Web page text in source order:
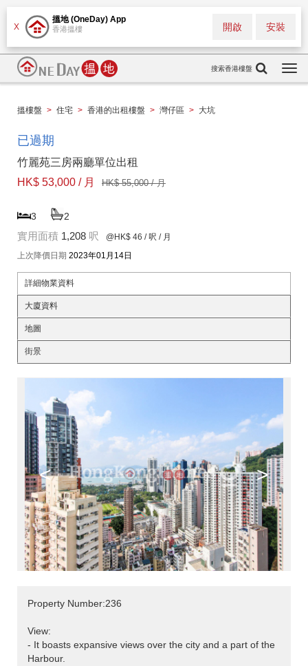
X
搵地 (OneDay) App
香港搵樓 安裝
開啟
搜索香港樓盤
搵樓盤 > 住宅 > 香港的出租樓盤 > 灣仔區 > 大坑
已過期
竹麗苑三房兩廳單位出租
HK$ 53,000 / 月
HK$ 55,000 / 月
3 2
實用面積 1,208 呎 @HK$ 46 / 呎 / 月
上次降價日期 2023年01月14日
詳細物業資料
大廈資料
地圖
街景
< >
Property Number:236
View:
- It boasts expansive views over the city and a part of the
Harbour.